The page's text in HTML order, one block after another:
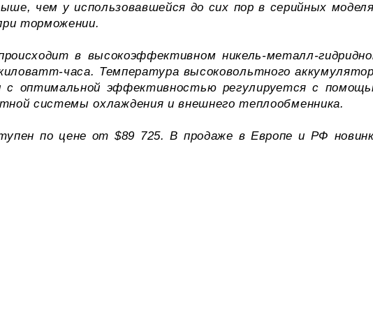
чем у использовавшейся до сих пор в серийных
торможении.
в высокоэффективном никель-металл-
часа. Температура высоковольтного
с оптимальной эффективностью регулируется с
системы охлаждения и внешнего теплообменника.
по цене от $89 725. В продаже в Европе и РФ